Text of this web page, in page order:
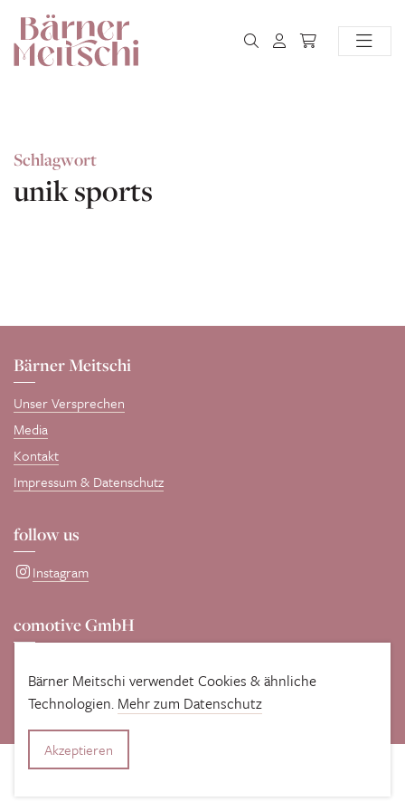
Bärner Meitschi verwendet Cookies & ähnliche
Technologien. Mehr zum Datenschutz
Akzeptieren
Schlagwort
unik sports
Bärner Meitschi
Unser Versprechen
Media
Kontakt
Impressum & Datenschutz
follow us
Instagram
comotive GmbH
Profiscomotive GmbH.